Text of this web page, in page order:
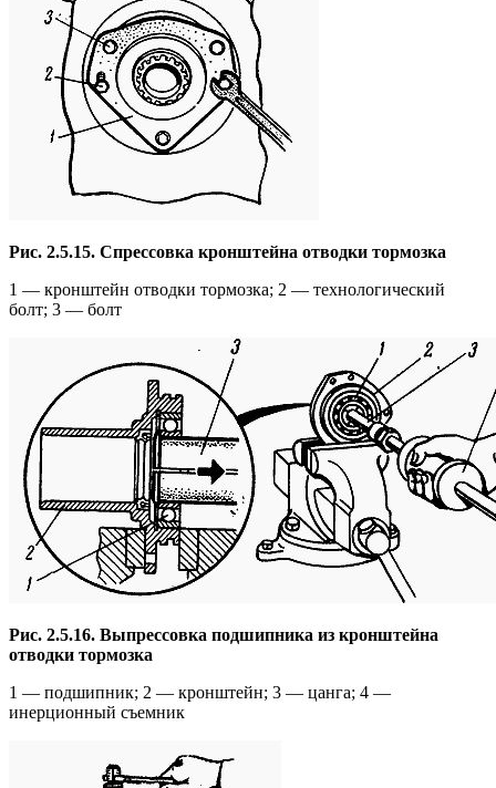
Рис. 2.5.15. Спрессовка кронштейна отводки тормозка
1 — кронштейн отводки тормозка; 2 — технологический
болт; 3 — болт
Рис. 2.5.16. Выпрессовка подшипника из кронштейна
отводки тормозка
1 — подшипник; 2 — кронштейн; 3 — цанга; 4 —
инерционный съемник